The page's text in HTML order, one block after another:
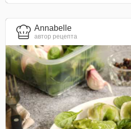
Annabelle
автор рецепта